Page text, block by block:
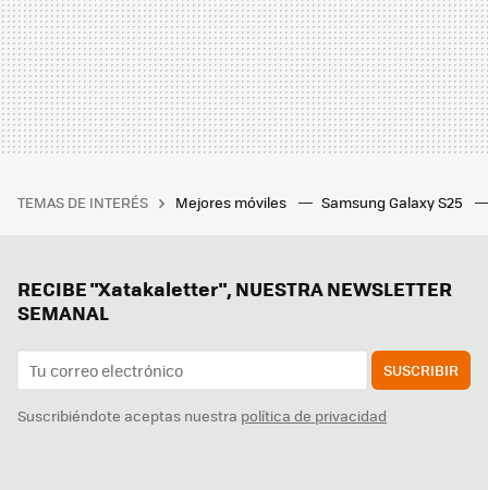
TEMAS DE INTERÉS Mejores móviles Samsung Galaxy S25
RECIBE "Xatakaletter", NUESTRA NEWSLETTER
SEMANAL
SUSCRIBIR
Suscribiéndote aceptas nuestra política de privacidad